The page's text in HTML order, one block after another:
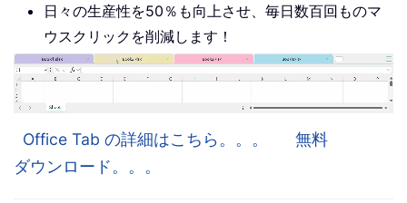
日々の生産性を50％も向上させ、毎日数百回ものマ
ウスクリックを削減します！
Office Tab の詳細はこちら。。。
無料
ダウンロード。。。